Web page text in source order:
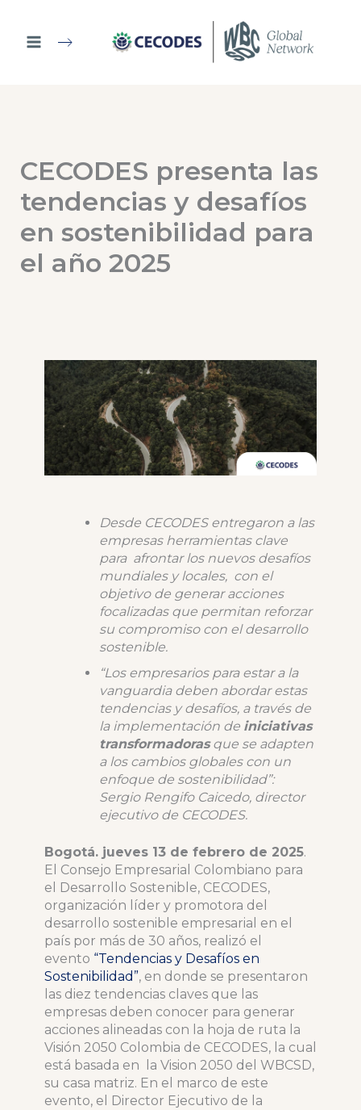
contenido
CECODES presenta las
tendencias y desafíos
en sostenibilidad para
el año 2025
Desde CECODES entregaron a las
empresas herramientas clave
para afrontar los nuevos desafíos
mundiales y locales, con el
objetivo de generar acciones
focalizadas que permitan reforzar
su compromiso con el desarrollo
sostenible.
“Los empresarios para estar a la
vanguardia deben abordar estas
tendencias y desafíos, a través de
la implementación de iniciativas
transformadorasque se adapten
a los cambios globales con un
enfoque de sostenibilidad”:
Sergio Rengifo Caicedo, director
ejecutivo de CECODES.
Bogotá. jueves 13 de febrero de 2025.
El Consejo Empresarial Colombiano para
el Desarrollo Sostenible, CECODES,
organización líder y promotora del
desarrollo sostenible empresarial en el
país por más de 30 años, realizó el
evento “Tendencias y Desafíos en
Sostenibilidad”, en donde se presentaron
las diez tendencias claves que las
empresas deben conocer para generar
acciones alineadas con la hoja de ruta la
Visión 2050 Colombia de CECODES, la cual
está basada en la Vision 2050 del WBCSD,
su casa matriz. En el marco de este
evento, el Director Ejecutivo de la